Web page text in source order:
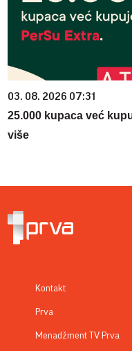
03. 08. 2026 07:31
25.000 kupaca već
više
Kontakt
Prva
Menadžment TV Prva